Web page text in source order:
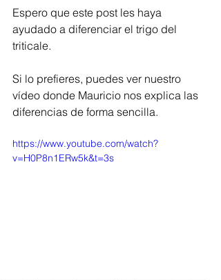
Espero que este post les haya
ayudado a diferenciar el trigo del
triticale.
Si lo prefieres, puedes ver nuestro
vídeo donde Mauricio nos explica las
diferencias de forma sencilla.
https://www.youtube.com/watch?
v=H0P8n1ERw5k&t=3s